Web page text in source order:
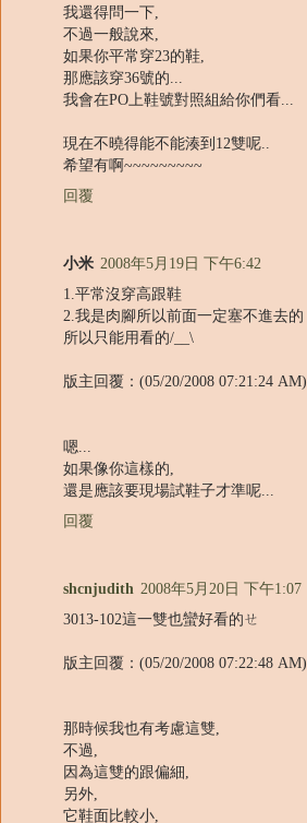
我還得問一下,
不過一般說來,
如果你平常穿23的鞋,
那應該穿36號的...
我會在PO上鞋號對照組給你們看...
現在不曉得能不能湊到12雙呢..
希望有啊~~~~~~~~~
回覆
小米 2008年5月19日 下午6:42
1.平常沒穿高跟鞋
2.我是肉腳所以前面一定塞不進去的
所以只能用看的/__\
版主回覆：(05/20/2008 07:21:24 AM)
嗯...
如果像你這樣的,
還是應該要現場試鞋子才準呢...
回覆
shcnjudith 2008年5月20日 下午1:07
3013-102這一雙也蠻好看的ㄝ
版主回覆：(05/20/2008 07:22:48 AM)
那時候我也有考慮這雙,
不過,
因為這雙的跟偏細,
另外,
它鞋面比較小,